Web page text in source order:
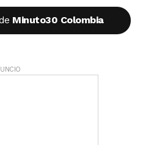
Minuto30 Colombia